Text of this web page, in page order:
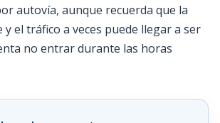
autovía, aunque recuerda que la
y el tráfico a veces puede llegar a ser
no entrar durante las horas